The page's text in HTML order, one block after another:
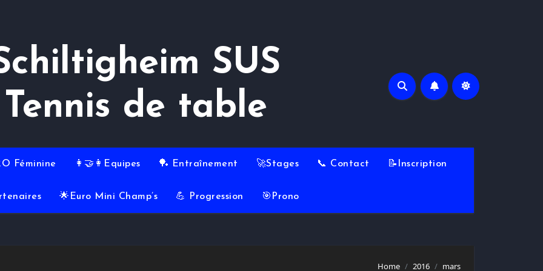
SUS
Tennis de table
Féminine 👩‍🤝‍👩Equipes 🏓 Entraînement 🚀Stages 📞 Contact 📝Inscription
🌟Euro Mini Champ’s 💪 Progression 🎯Prono
Home 2016 mars